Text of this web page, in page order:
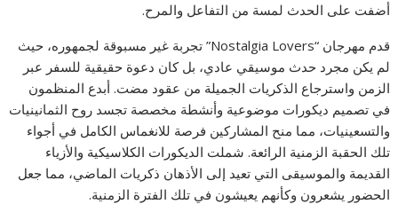
أضفت على الحدث لمسة من التفاعل والمرح.
قدم مهرجان “Nostalgia Lovers” تجربة غير مسبوقة لجمهوره، حيث
لم يكن مجرد حدث موسيقي عادي، بل كان دعوة حقيقية للسفر عبر
الزمن واسترجاع الذكريات الجميلة من عقود مضت. أبدع المنظمون
في تصميم ديكورات موضوعية وأنشطة مخصصة تجسد روح الثمانينيات
والتسعينيات، مما منح المشاركين فرصة للانغماس الكامل في أجواء
تلك الحقبة الزمنية الرائعة. شملت الديكورات الكلاسيكية والأزياء
القديمة والموسيقى التي تعيد إلى الأذهان ذكريات الماضي، مما جعل
الحضور يشعرون وكأنهم يعيشون في تلك الفترة الزمنية.